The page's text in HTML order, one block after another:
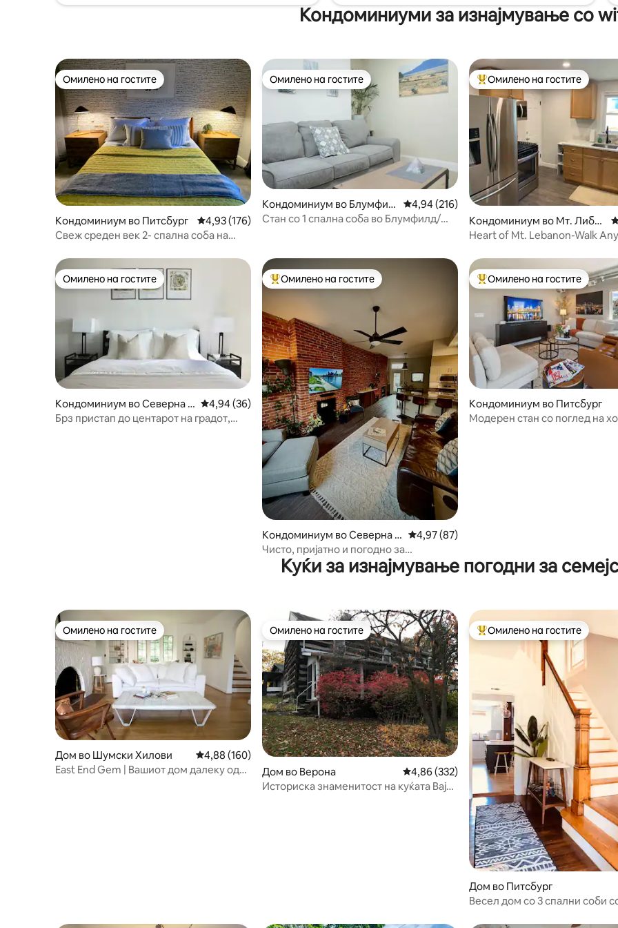
Кондоминиуми за изнајмување со
Омилено на гостите
Омилено на гостите
Кондоминиум во Питсбург Просечна оцена: 4,93 од 5, 176 рецензии
4,93 (176)
Свеж среден век 2- спална соба на
Омилено на гостите
Омилено на гостите
Кондоминиум во Блумфил
д
Просечна оцена: 4,94 од 5, 216 рецензии
4,94 (216)
Стан со 1 спална соба во Блумфилд/
Меѓу најуспешните „Омилени
Омилено на гостите
Кондоминиум во Мт. Либа
н
Heart of Mt. Lebanon-Walk
Омилено на гостите
Омилено на гостите
Кондоминиум во Северна с
трана
Просечна оцена: 4,94 од 5, 36 рецензии
4,94 (36)
Брз пристап до центарот на градот,
Меѓу најуспешните „Омилени на гостите“
Омилено на гостите
Кондоминиум во Северна с
трана
Просечна оцена: 4,97 од 5, 87 рецензии
4,97 (87)
Чисто, пријатно и погодно за
пешачење кондоминиум со луксузни
надградби
Меѓу најуспешните „Омилени
Омилено на гостите
Кондоминиум во Питсбург
Модерен стан со поглед на
Куќи за изнајмување погодни за
Омилено на гостите
Омилено на гостите
Дом во Шумски Хилови Просечна оцена: 4,88 од 5, 160 рецензии
4,88 (160)
East End Gem | Вашиот дом далеку од
Омилено на гостите
Омилено на гостите
Дом во Верона Просечна оцена: 4,86 од 5, 332 рецензии
4,86 (332)
Историска знаменитост на куќата Вајк-
Меѓу најуспешните „Омилени
Омилено на гостите
Дом во Питсбург
Весел дом со 3 спални соби